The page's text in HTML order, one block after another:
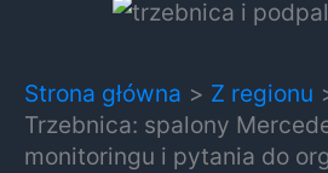
Strona główna
Z regionu
Trzebnica: spalony
monitoringu i pytania do